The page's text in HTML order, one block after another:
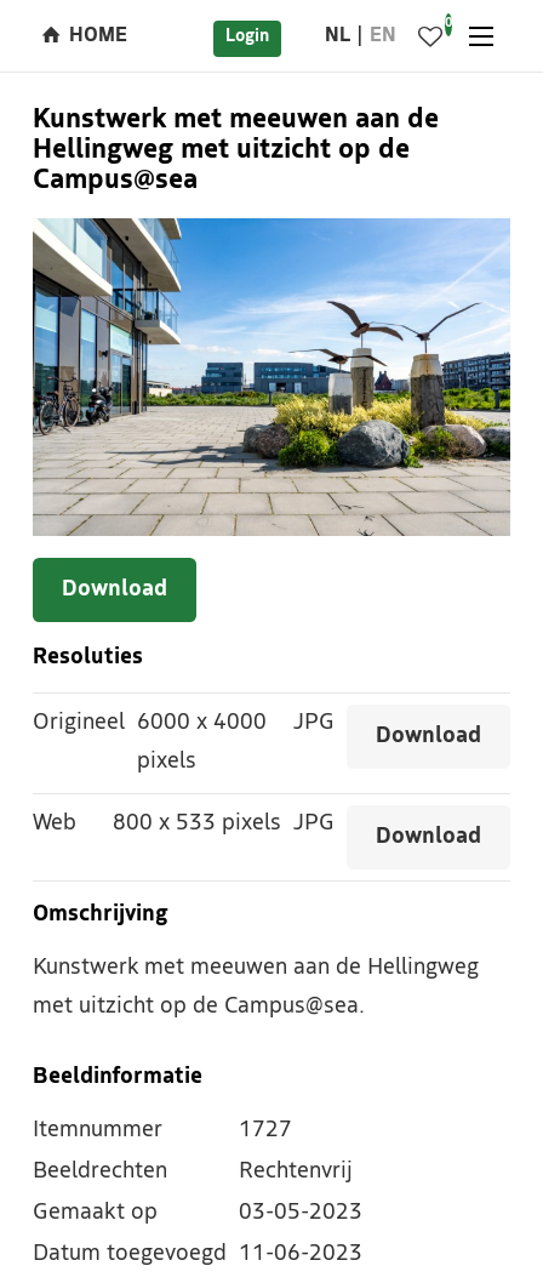
HOME Login NL EN
0
Kunstwerk met meeuwen aan de
Hellingweg met uitzicht op de
Campus@sea
Download
Resoluties
Origineel 6000 x 4000
pixels
JPG
Download
Web 800 x 533 pixels JPG
Download
Omschrijving
Kunstwerk met meeuwen aan de Hellingweg
met uitzicht op de Campus@sea.
Beeldinformatie
Itemnummer
1727
Beeldrechten
Rechtenvrij
Gemaakt op
03-05-2023
Datum toegevoegd
11-06-2023